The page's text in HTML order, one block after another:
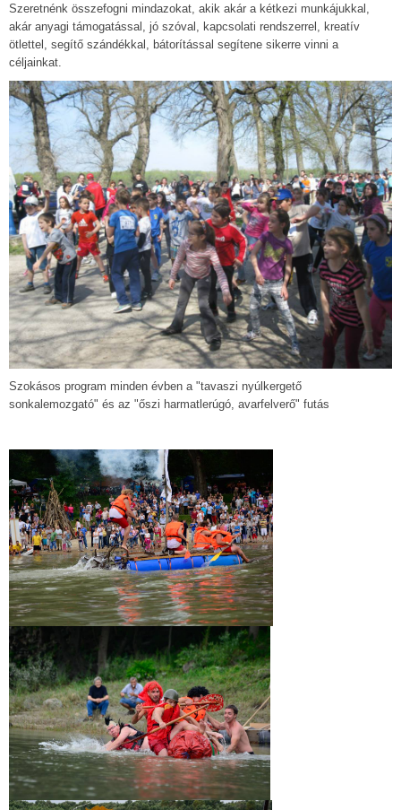
Szeretnénk összefogni mindazokat, akik akár a kétkezi munkájukkal,
akár anyagi támogatással, jó szóval, kapcsolati rendszerrel, kreatív
ötlettel, segítő szándékkal, bátorítással segítene sikerre vinni a
céljainkat.
Szokásos program minden évben a "tavaszi nyúlkergető
sonkalemozgató" és az "őszi harmatlerúgó, avarfelverő" futás